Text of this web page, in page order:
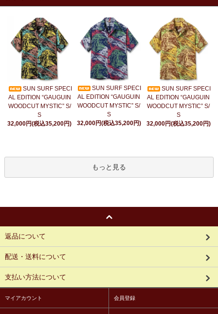
SUN SURF SPECI
AL EDITION “GAUGUIN
WOODCUT MYSTIC” S/
S
32,000円(税込35,200円)
SUN SURF SPECI
AL EDITION “GAUGUIN
WOODCUT MYSTIC” S/
S
32,000円(税込35,200円)
SUN SURF SPECI
AL EDITION “GAUGUIN
WOODCUT MYSTIC” S/
S
32,000円(税込35,200円)
もっと見る
返品について
配送・送料について
支払い方法について
マイアカウント 会員登録